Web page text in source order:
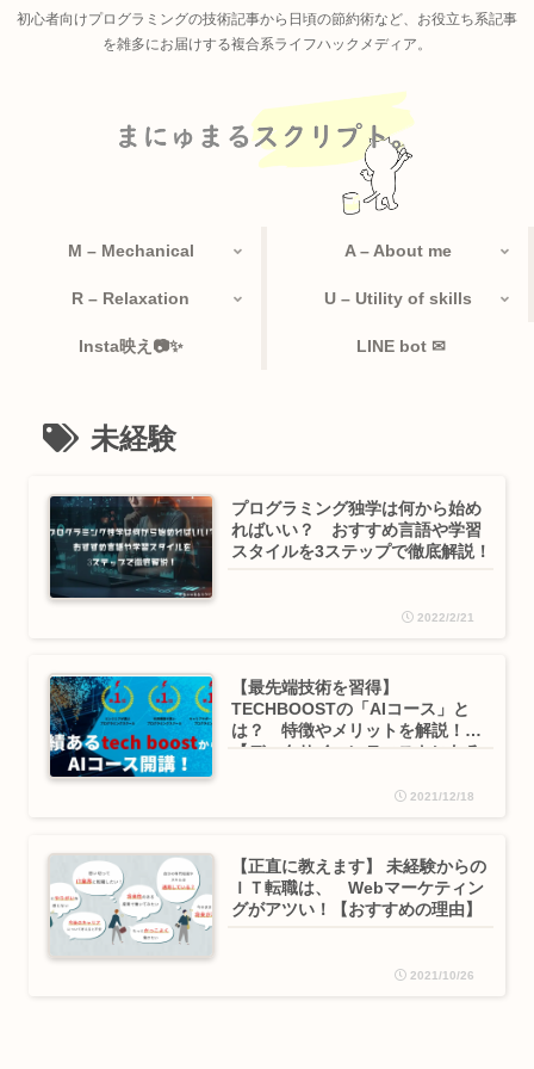
初心者向けプログラミングの技術記事から日頃の節約術など、お役立ち系記事
を雑多にお届けする複合系ライフハックメディア。
M – Mechanical A – About me
R – Relaxation U – Utility of skills
Insta映え📷✨ LINE bot ✉
未経験
プログラミング独学は何から始め
ればいい？ おすすめ言語や学習
スタイルを3ステップで徹底解説！
2022/2/21
【最先端技術を習得】
TECHBOOSTの「AIコース」と
は？ 特徴やメリットを解説！
【データサイエンティストになろ
2021/12/18
【正直に教えます】 未経験からの
ＩＴ転職は、 Webマーケティン
グがアツい！【おすすめの理由】
2021/10/26